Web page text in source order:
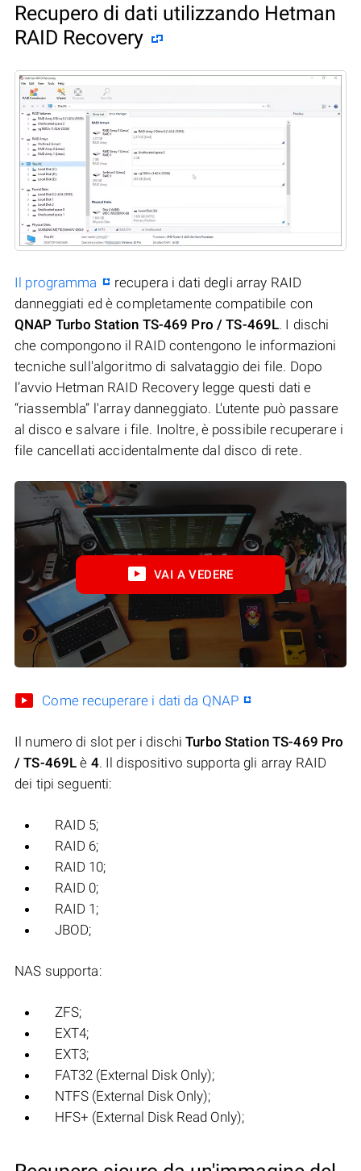
Recupero di dati utilizzando Hetman
RAID Recovery
Il programma
recupera i dati degli array RAID
danneggiati ed è completamente compatibile con
QNAP Turbo Station TS-469 Pro / TS-469L. I dischi
che compongono il RAID contengono le informazioni
tecniche sull'algoritmo di salvataggio dei file. Dopo
l’avvio Hetman RAID Recovery legge questi dati e
“riassembla” l'array danneggiato. L'utente può passare
al disco e salvare i file. Inoltre, è possibile recuperare i
file cancellati accidentalmente dal disco di rete.
VAI A VEDERE
Come recuperare i dati da QNAP
Il numero di slot per i dischiTurbo Station TS-469 Pro
/ TS-469L è 4. Il dispositivo supporta gli array RAID
dei tipi seguenti:
RAID 5;
RAID 6;
RAID 10;
RAID 0;
RAID 1;
JBOD;
NAS supporta:
ZFS;
EXT4;
EXT3;
FAT32 (External Disk Only);
NTFS (External Disk Only);
HFS+ (External Disk Read Only);